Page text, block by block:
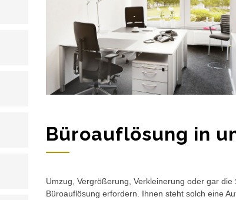
Büroauflösung in
Umzug, Vergrößerung, Verkleinerung oder gar
Büroauflösung erfordern. Ihnen steht solch eine